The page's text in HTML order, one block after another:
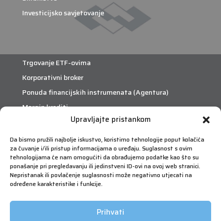
Upravljajte pristankom
Da bismo pružili najbolje iskustvo, koristimo tehnologije poput kolačića
za čuvanje i/ili pristup informacijama o uređaju. Suglasnost s ovim
tehnologijama će nam omogućiti da obrađujemo podatke kao što su
ponašanje pri pregledavanju ili jedinstveni ID-ovi na ovoj web stranici.
Nepristanak ili povlačenje suglasnosti može negativno utjecati na
određene karakteristike i funkcije.
Prihvati
Investicijsko savjetovanje
Trgovanje ETF-ovima
Korporativni broker
Ponuda financijskih instrumenata (Agentura)
Margin krediti
eTrade
Što je eTrade?
eTrade